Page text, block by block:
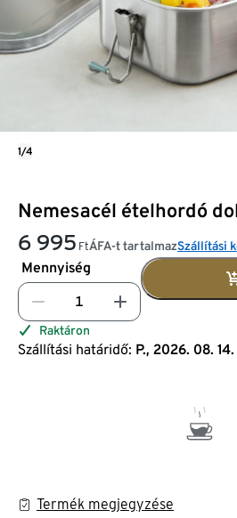
Nemesacél ételhordó
6 995 FtÁFA-t tartalmazSzállítási
Mennyiség
Raktáron
Szállítási határidő: P., 2026. 08.
Termék megjegyzése
1/4